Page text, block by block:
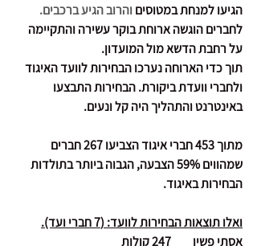
הגיעו למנחת במטוסים והרוב הגיע ברכבים.
לחברים הוגשה ארוחת בוקר עשירה והתקיימה
על רחבת הדשא מול המועדון.
תוך כדי הארוחה נערכו הבחירות לוועד האיגוד
ולחברי וועדת ביקורת. הבחירות התבצעו
באינטרנט והתהליך היה קל ונעים.
מתוך 453 חברי איגוד הצביעו 267 חברים
שמהווים 59% הצבעה, הגבוה ביותר בתולדות
הבחירות באיגוד.
ואלו תוצאות הבחירות לוועד: (7 חברי ועד).
אסתי פשין         247 קולות